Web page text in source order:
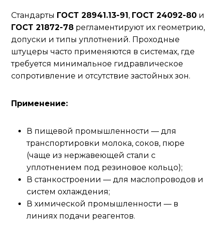
Стандарты ГОСТ 28941.13-91, ГОСТ 24092-80 и
ГОСТ 21872-78 регламентируют их геометрию,
допуски и типы уплотнений. Проходные
штуцеры часто применяются в системах, где
требуется минимальное гидравлическое
сопротивление и отсутствие застойных зон.
Применение:
В пищевой промышленности — для
транспортировки молока, соков, пюре
(чаще из нержавеющей стали с
уплотнением под резиновое кольцо);
В станкостроении — для маслопроводов и
систем охлаждения;
В химической промышленности — в
линиях подачи реагентов.